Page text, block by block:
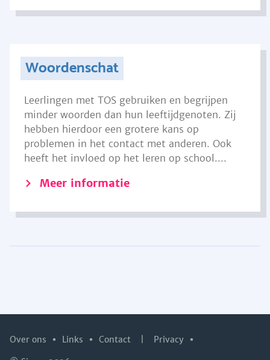
Woordenschat
Leerlingen met TOS gebruiken en begrijpen
minder woorden dan hun leeftijdgenoten. Zij
hebben hierdoor een grotere kans op
problemen in het contact met anderen. Ook
heeft het invloed op het leren op school....
Meer informatie
Over ons Links Contact Privacy